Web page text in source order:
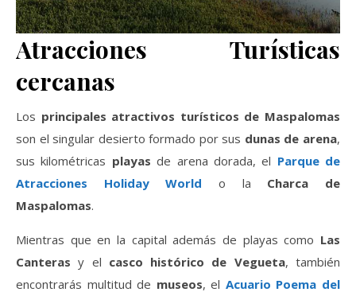
Atracciones Turísticas
cercanas
Los principales atractivos turísticos de Maspalomas
son el singular desierto formado por sus dunas de arena,
sus kilométricas playasde arena dorada, el Parque de
Atracciones Holiday World o la Charca de
Maspalomas.
Mientras que en la capital además de playas como Las
Canteras y el casco histórico de Vegueta, también
encontrarás multitud de museos, el Acuario Poema del